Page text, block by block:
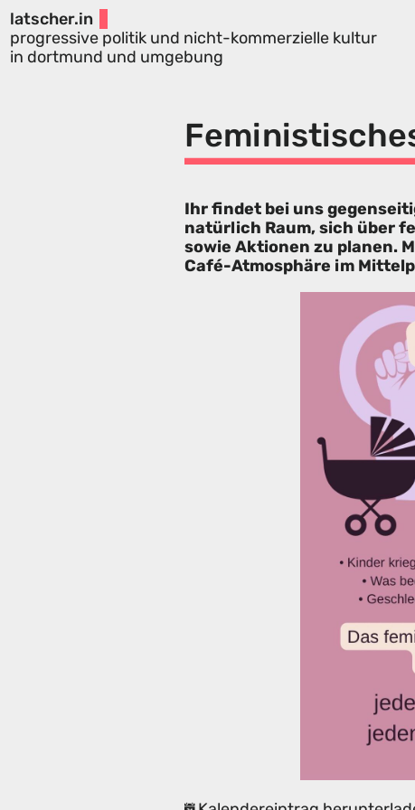
latscher.in
progressive politik und nicht-kommerzielle kultur
in dortmund und umgebung
Ihr findet bei uns
natürlich Raum, sich über
sowie Aktionen zu planen.
Café-Atmosphäre im